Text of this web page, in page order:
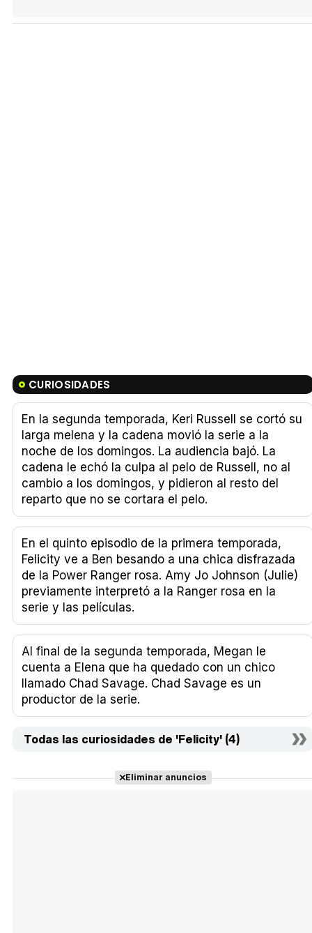
CURIOSIDADES
En la segunda temporada, Keri Russell se cortó su
larga melena y la cadena movió la serie a la
noche de los domingos. La audiencia bajó. La
cadena le echó la culpa al pelo de Russell, no al
cambio a los domingos, y pidieron al resto del
reparto que no se cortara el pelo.
En el quinto episodio de la primera temporada,
Felicity ve a Ben besando a una chica disfrazada
de la Power Ranger rosa. Amy Jo Johnson (Julie)
previamente interpretó a la Ranger rosa en la
serie y las películas.
Al final de la segunda temporada, Megan le
cuenta a Elena que ha quedado con un chico
llamado Chad Savage. Chad Savage es un
productor de la serie.
Todas las curiosidades de 'Felicity' (4)
Eliminar anuncios